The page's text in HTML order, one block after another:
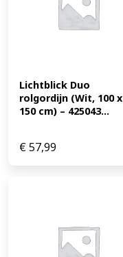
Lichtblick Duo
rolgordijn (Wit, 100 x
150 cm) – 425043...
€57,99